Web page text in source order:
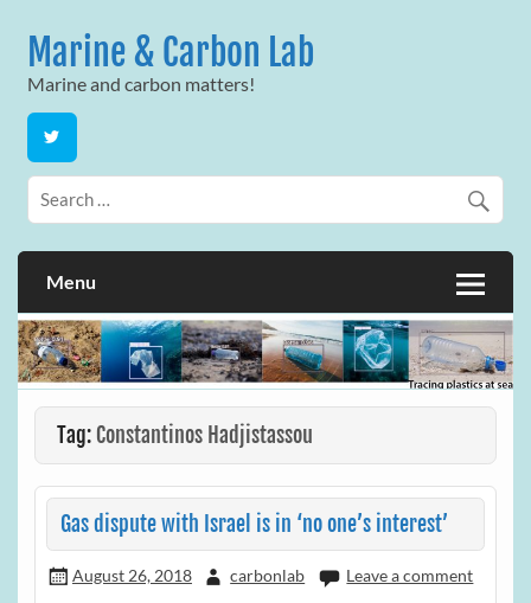
contentMarine & Carbon Lab
Marine and carbon matters!
Menu
Tag: Constantinos Hadjistassou
Gas dispute with Israel is in ‘no one’s interest’
August 26, 2018 carbonlab Leave a comment